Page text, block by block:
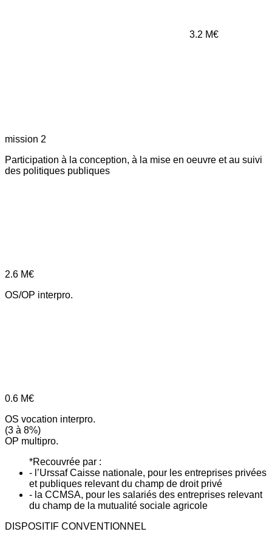
3.2 M€
mission 2
Participation à la conception, à la mise en oeuvre et au suivi
des politiques publiques
2.6 M€
OS/OP interpro.
0.6 M€
OS vocation interpro.
(3 à 8%)
OP multipro.
*Recouvrée par :
- l’Urssaf Caisse nationale, pour les entreprises privées
et publiques relevant du champ de droit privé
- la CCMSA, pour les salariés des entreprises relevant
du champ de la mutualité sociale agricole
DISPOSITIF CONVENTIONNEL